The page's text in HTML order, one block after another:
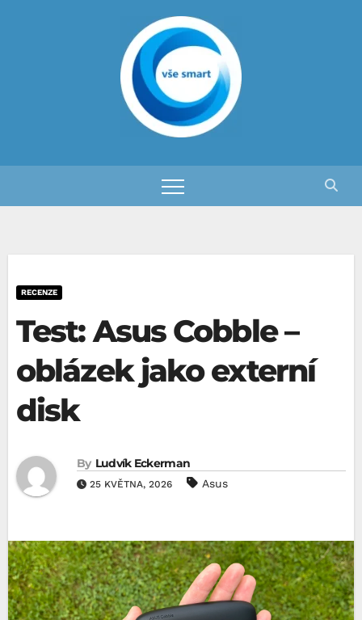
RECENZE
Test: Asus Cobble –
oblázek jako externí
disk
By Ludvík Eckerman
25 KVĚTNA, 2026 Asus